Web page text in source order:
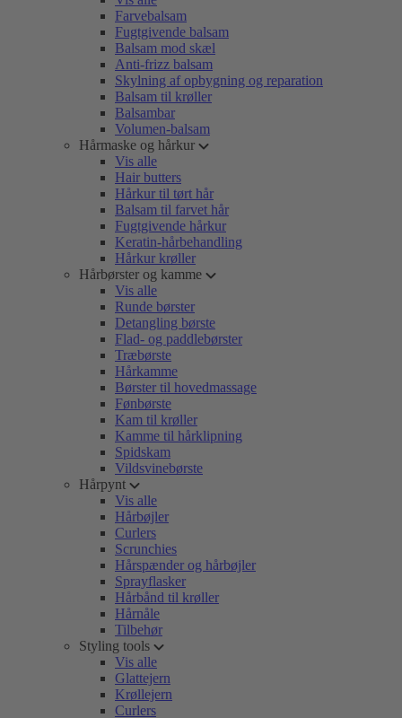
Farvebalsam
Fugtgivende balsam
Balsam mod skæl
Anti-frizz balsam
Skylning af opbygning og reparation
Balsam til krøller
Balsambar
Volumen-balsam
Hårmaske og hårkur
Vis alle
Hair butters
Hårkur til tørt hår
Balsam til farvet hår
Fugtgivende hårkur
Keratin-hårbehandling
Hårkur krøller
Hårbørster og kamme
Vis alle
Runde børster
Detangling børste
Flad- og paddlebørster
Træbørste
Hårkamme
Børster til hovedmassage
Fønbørste
Kam til krøller
Kamme til hårklipning
Spidskam
Vildsvinebørste
Hårpynt
Vis alle
Hårbøjler
Curlers
Scrunchies
Hårspænder og hårbøjler
Sprayflasker
Hårbånd til krøller
Hårnåle
Tilbehør
Styling tools
Vis alle
Glattejern
Krøllejern
Curlers